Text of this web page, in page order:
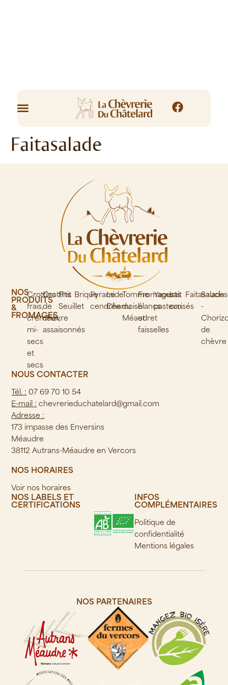
Faitasalade
NOS
PRODUITS
&
FROMAGES
Crottins
frais,
crémeux,
mi-
secs
et
secs
Crottins
de
chèvre
assaisonnés
P'tit
Seuillet
BriquePyramide
cendrée
Le
Chamoisé
Tomme
du
Méaudret
Fromages
blancs
et
faisselles
Yaourts
pasteurisés
Lait
cru
Faitasalade
-
de
chèvre
NOUS CONTACTER
Tél. : 07 69 70 10 54
E-mail : chevrerieduchatelard@gmail.com
Adresse :
173 impasse des Enversins
Méaudre
38112 Autrans-Méaudre en Vercors
NOS HORAIRES
Voir nos horaires
NOS LABELS ET
CERTIFICATIONS
INFOS
COMPLÉMENTAIRES
Politique de
confidentialité
Mentions légales
NOS PARTENAIRES